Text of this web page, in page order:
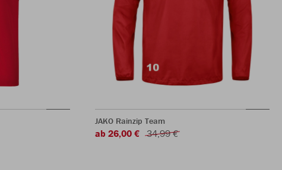
JAKO Rainzip Team
ab 26,00 € 34,99 €